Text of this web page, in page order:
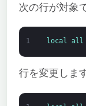
次の行が対象
1 local all
行を変更しま